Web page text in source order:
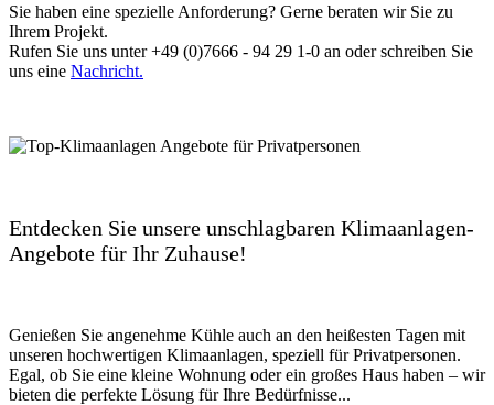
Sie haben eine spezielle Anforderung? Gerne beraten wir Sie zu
Ihrem Projekt.
Rufen Sie uns unter +49 (0)7666 - 94 29 1-0 an oder schreiben Sie
uns eine Nachricht.
Entdecken Sie unsere unschlagbaren Klimaanlagen-
Angebote für Ihr Zuhause!
Genießen Sie angenehme Kühle auch an den heißesten Tagen mit
unseren hochwertigen Klimaanlagen, speziell für Privatpersonen.
Egal, ob Sie eine kleine Wohnung oder ein großes Haus haben – wir
bieten die perfekte Lösung für Ihre Bedürfnisse...